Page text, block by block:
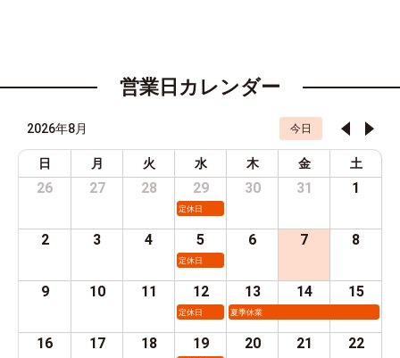
営業日カレンダー
2026年8月 今日
日 月 火 水 木 金 土
26 27 28 29
定休日
30 31 1
2 3 4 5
定休日
6 7 8
9 10 11 12
定休日
13
夏季休業
14 15
16 17 18 19 20 21 22